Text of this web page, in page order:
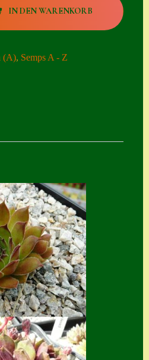
Datenschutzerklä
mit Semps
Kasse
Kontakt
Mein Konto
Naturformen
S. x nixonii
Semps die ich
suche
Semps von A – Z
IN DEN WARENKORB
(A), Semps A - Z